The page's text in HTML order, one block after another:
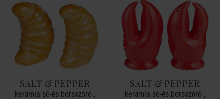
SALT & PEPPER
kerámia só-és borsszóró ,
SALT & PEPPER
kerámia só-és borsszóró ,